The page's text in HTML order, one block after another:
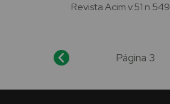
Revista Acim v.51 n.549
Página 3